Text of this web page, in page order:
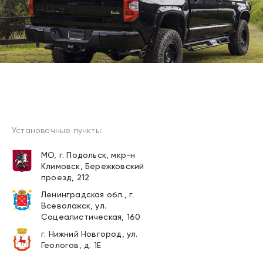
МО, г. Подольск, мкр-н
Климовск, Бережковский
проезд, 212
Ленинградская обл., г.
Всеволожск, ул.
Соцеалистическая, 160
г. Нижний Новгород, ул.
Геологов, д. 1Е
Установочные пункты: